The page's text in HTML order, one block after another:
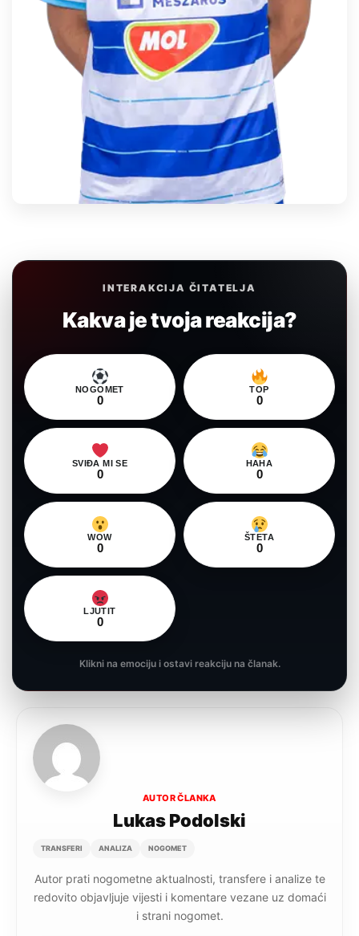
INTERAKCIJA ČITATELJA
Kakva je tvoja reakcija?
NOGOMET
0
TOP
0
SVIĐA MI SE
0
HAHA
0
WOW
0
ŠTETA
0
LJUTIT
0
Klikni na emociju i ostavi reakciju na članak.
AUTOR ČLANKA
Lukas Podolski
TRANSFERI ANALIZA NOGOMET
Autor prati nogometne aktualnosti, transfere i analize te
redovito objavljuje vijesti i komentare vezane uz domaći
i strani nogomet.